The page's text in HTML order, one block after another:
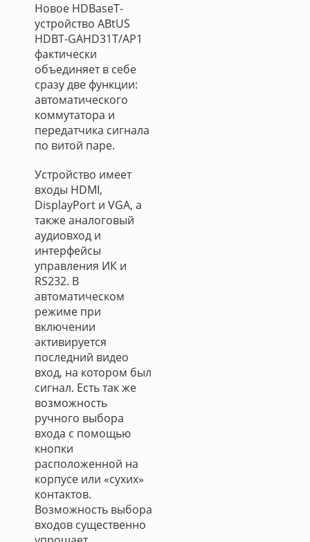
Новое HDBaseT-
устройство ABtUS
HDBT-GAHD31T/AP1
фактически
объединяет в себе
сразу две функции:
автоматического
коммутатора и
передатчика сигнала
по витой паре.
Устройство имеет
входы HDMI,
DisplayPort и VGA, а
также аналоговый
аудиовход и
интерфейсы
управления ИК и
RS232. В
автоматическом
режиме при
включении
активируется
последний видео
вход, на котором был
сигнал. Есть так же
возможность
ручного выбора
входа с помощью
кнопки
расположенной на
корпусе или «сухих»
контактов.
Возможность выбора
входов существенно